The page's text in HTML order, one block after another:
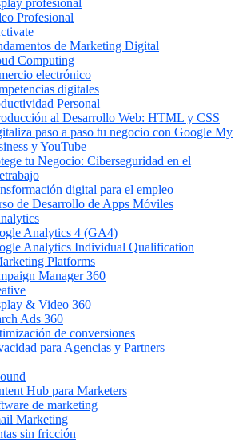
profesional
Profesional
de Marketing Digital
Computing
electrónico
digitales
Personal
al Desarrollo Web: HTML y CSS
paso a paso tu negocio con Google My
y YouTube
tu Negocio: Ciberseguridad en el
digital para el empleo
de Desarrollo de Apps Móviles
Analytics 4 (GA4)
Analytics Individual Qualification
Platforms
Manager 360
& Video 360
Ads 360
de conversiones
para Agencias y Partners
Hub para Marketers
de marketing
Marketing
sin fricción